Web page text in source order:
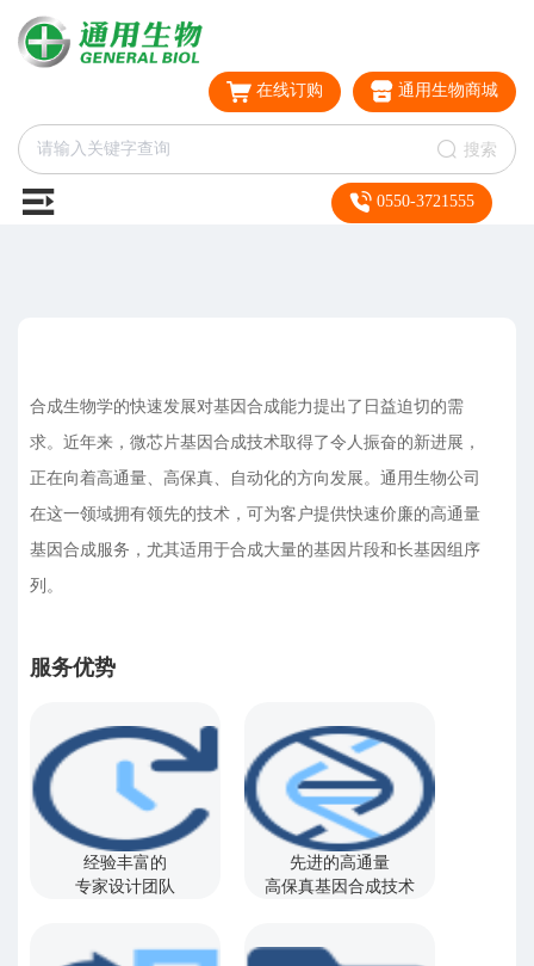
在线订购 通用生物商城
搜索
0550-3721555
合成生物学的快速发展对基因合成能力提出了日益迫切的需
求。近年来，微芯片基因合成技术取得了令人振奋的新进展，
正在向着高通量、高保真、自动化的方向发展。通用生物公司
在这一领域拥有领先的技术，可为客户提供快速价廉的高通量
基因合成服务，尤其适用于合成大量的基因片段和长基因组序
列。
服务优势
经验丰富的
专家设计团队
先进的高通量
高保真基因合成技术